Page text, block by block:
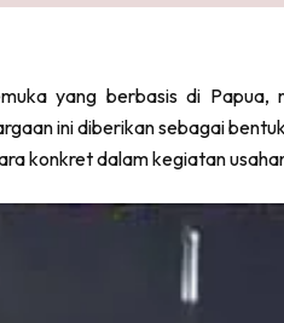
di seluruh situs web ini,
yang berbasis di
ini diberikan sebagai
konkret dalam kegiatan